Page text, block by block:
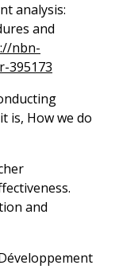
analysis:
and
nbn-
395173
is, How we do
and